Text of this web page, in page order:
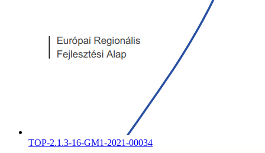
TOP-2.1.3-16-GM1-2021-00034